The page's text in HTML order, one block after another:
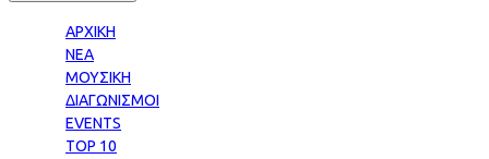
ΑΡΧΙΚΗ
ΝΕΑ
ΜΟΥΣΙΚΗ
ΔΙΑΓΩΝΙΣΜΟΙ
EVENTS
TOP 10